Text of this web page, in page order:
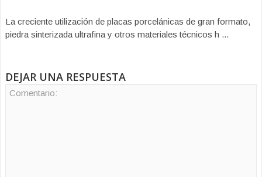
La creciente utilización de placas porcelánicas de gran formato,
piedra sinterizada ultrafina y otros materiales técnicos h ...
DEJAR UNA RESPUESTA